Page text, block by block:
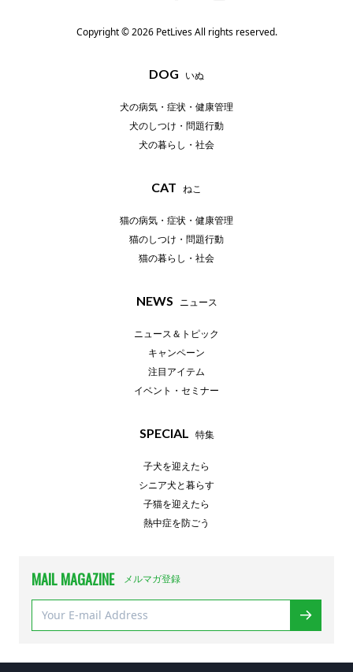
Copyright © 2026 PetLives All rights reserved.
DOG いぬ
犬の病気・症状・健康管理
犬のしつけ・問題行動
犬の暮らし・社会
CAT ねこ
猫の病気・症状・健康管理
猫のしつけ・問題行動
猫の暮らし・社会
NEWS ニュース
ニュース＆トピック
キャンペーン
注目アイテム
イベント・セミナー
SPECIAL 特集
子犬を迎えたら
シニア犬と暮らす
子猫を迎えたら
熱中症を防ごう
MAIL MAGAZINE メルマガ登録